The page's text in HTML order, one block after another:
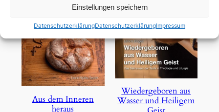
Einstellungen speichern
DatenschutzerklärungDatenschutzerklärungImpressum
Aus dem Inneren
heraus
Wiedergeboren aus
Wasser und Heiligem